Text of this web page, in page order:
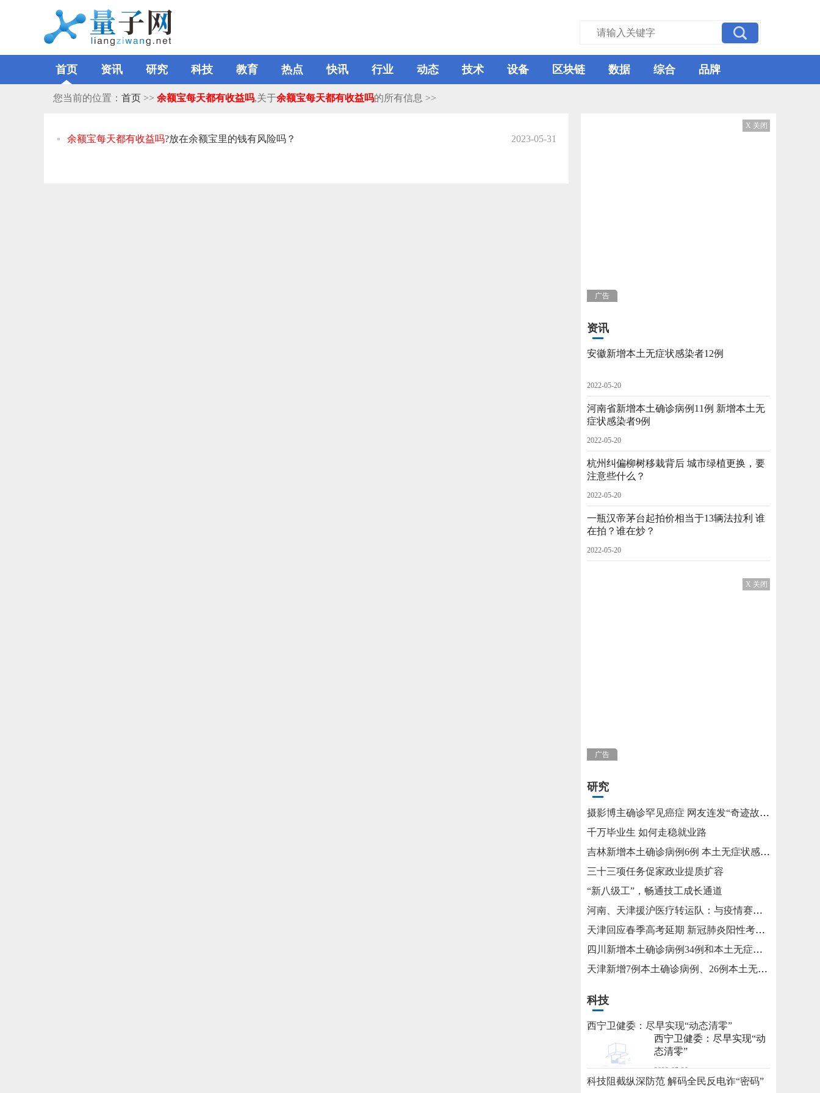
首页 资讯 研究 科技 教育 热点 快讯 行业 动态 技术 设备 区块链 数据 综合 品牌
您当前的位置： 首页 >> 余额宝每天都有收益吗,关于余额宝每天都有收益吗的所有信息 >>
余额宝每天都有收益吗?放在余额宝里的钱有风险吗？ 2023-05-31
广告
X 关闭
资讯
安徽新增本土无症状感染者12例
2022-05-20
河南省新增本土确诊病例11例 新增本土无
症状感染者9例
2022-05-20
杭州纠偏柳树移栽背后 城市绿植更换，要
注意些什么？
2022-05-20
一瓶汉帝茅台起拍价相当于13辆法拉利 谁
在拍？谁在炒？
2022-05-20
广告
X 关闭
研究
摄影博主确诊罕见癌症 网友连发“奇迹故事”不允许他躺平
千万毕业生 如何走稳就业路
吉林新增本土确诊病例6例 本土无症状感染者15例
三十三项任务促家政业提质扩容
“新八级工”，畅通技工成长通道
河南、天津援沪医疗转运队：与疫情赛跑 为生命护航
天津回应春季高考延期 新冠肺炎阳性考生将在医院考试
四川新增本土确诊病例34例和本土无症状感染者115例
天津新增7例本土确诊病例、26例本土无症状感染者
科技
西宁卫健委：尽早实现“动态清零”
西宁卫健委：尽早实现“动
态清零”
2022-05-20
科技阻截纵深防范 解码全民反电诈“密码”